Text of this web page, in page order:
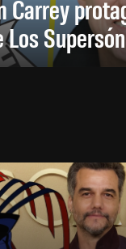
Carrey